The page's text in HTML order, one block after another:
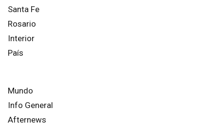
Santa Fe
Rosario
Interior
País
Mundo
Info General
Afternews